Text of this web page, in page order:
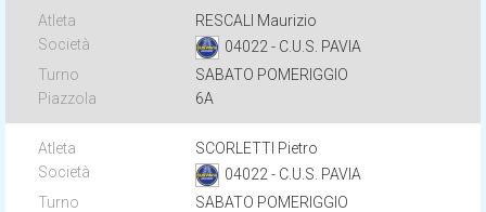
RESCALI Maurizio
04022 - C.U.S. PAVIA
SABATO POMERIGGIO
6A
SCORLETTI Pietro
04022 - C.U.S. PAVIA
SABATO POMERIGGIO